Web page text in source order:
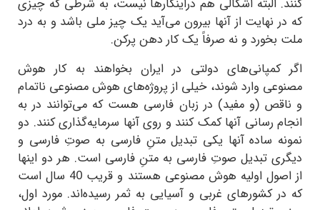
کنند. البته اشکالی هم دراینکارها نیست، به شرطی که چیزی
که در نهایت از آنها بیرون می‌آید یک چیز ملی باشد و به درد
ملت بخورد و نه صرفاً یک کار دهن پرکن.
اگر کمپانی‌های دولتی در ایران بخواهند به کار هوش
مصنوعی وارد شوند، خیلی از پروژه‌های هوش مصنوعی ناتمام
و ناقص (و مفید) در زبان فارسی هست که می‌توانند در به
انجام رسانی آنها کمک کنند و روی آنها سرمایه‌گذاری کنند. دو
نمونه ساده آنها یکی تبدیل متنِ فارسی به صوتِ فارسی و
دیگری تبدیل صوتِ فارسی به متنِ فارسی است. هر دو اینها
از اصول اولیه هوش مصنوعی هستند و قریب 40 سال است
که در کشورهای غربی و آسیایی به ثمر رسیده‌اند. مورد اول،